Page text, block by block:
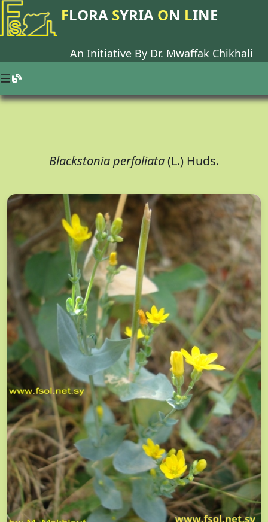
FLORA SYRIA ON LINE
An Initiative By Dr. Mwaffak Chikhali
Blackstonia perfoliata(L.) Huds.